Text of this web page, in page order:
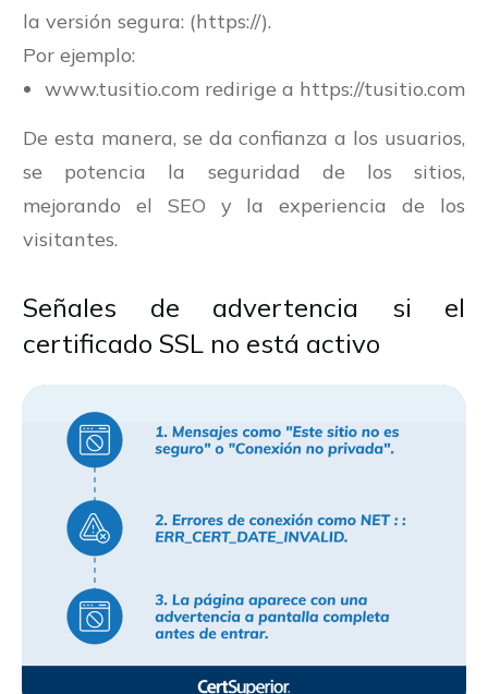
la versión segura: (https://).
Por ejemplo:
www.tusitio.com redirige a https://tusitio.com
De esta manera, se da confianza a los usuarios,
se potencia la seguridad de los sitios,
mejorando el SEO y la experiencia de los
visitantes.
Señales de advertencia si el
certificado SSL no está activo